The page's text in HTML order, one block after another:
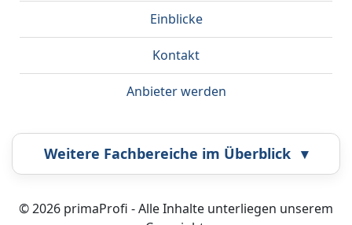
Einblicke
Kontakt
Anbieter werden
Weitere Fachbereiche im Überblick ▾
Airbrush Bestatter
© 2026 primaProfi - Alle Inhalte unterliegen unserem